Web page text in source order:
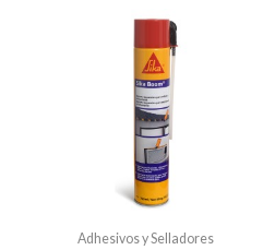
Adhesivos y Selladores